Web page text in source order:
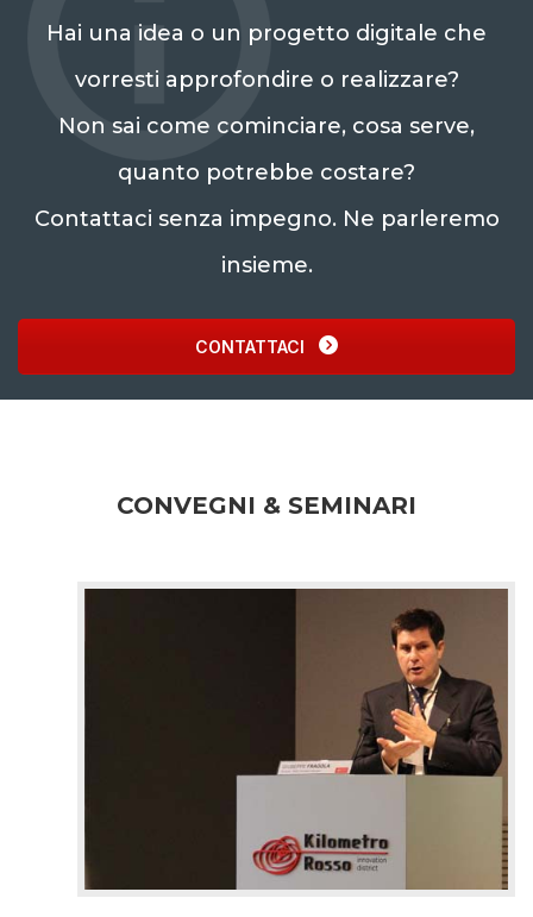
Hai una idea o un progetto digitale che
vorresti approfondire o realizzare?
Non sai come cominciare, cosa serve,
quanto potrebbe costare?
Contattaci senza impegno. Ne parleremo
insieme.
CONTATTACI
CONVEGNI & SEMINARI